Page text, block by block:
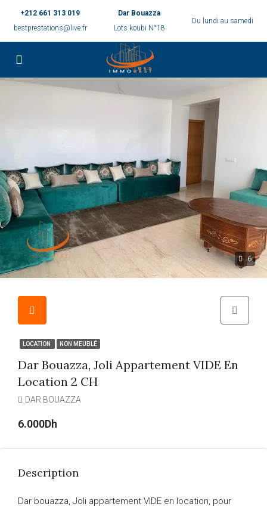
+212 661 313 019
bestprestations@live.fr
Dar Bouazza
Lots koubi N°18
Du lundi au samedi
6
LOCATION NON MEUBLÉ
Dar Bouazza, Joli Appartement VIDE En
Location 2 CH
DAR BOUAZZA
6.000Dh
Description
Dar bouazza, Joli appartement VIDE en location, pour